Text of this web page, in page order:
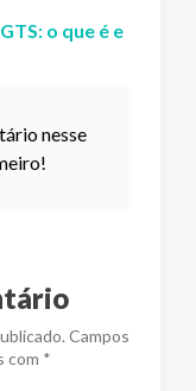
o que é e
nesse
Campos
com *